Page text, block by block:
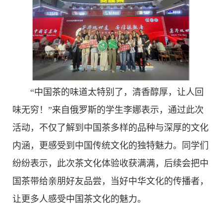
“中国茶的味道太特别了，清香醇厚，让人回
味无穷！”来自俄罗斯的学生李娜表示，通过此次
活动，不仅了解到中国茶多样的品种与深厚的文化
内涵，更感受到中国传统文化的独特魅力。同学们
纷纷表示，此次茶文化体验收获满满，后续会把中
国茶带给亲朋好友品尝，当好中华文化的传播者，
让更多人感受中国茶文化的魅力。